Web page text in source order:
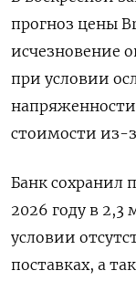
прогноз ‌цены
исчезновение
при условии
стоимости из-
Банк сохранил
2026 году в 2,3
условии
поставках, а